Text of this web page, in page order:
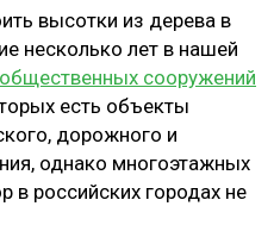
высотки из дерева в
несколько лет в нашей
сооружений
есть объекты
дорожного и
однако многоэтажных
в российских городах не